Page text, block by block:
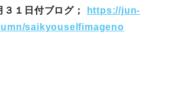
３１日付ブログ；
https://jun-
saikyouselfimageno